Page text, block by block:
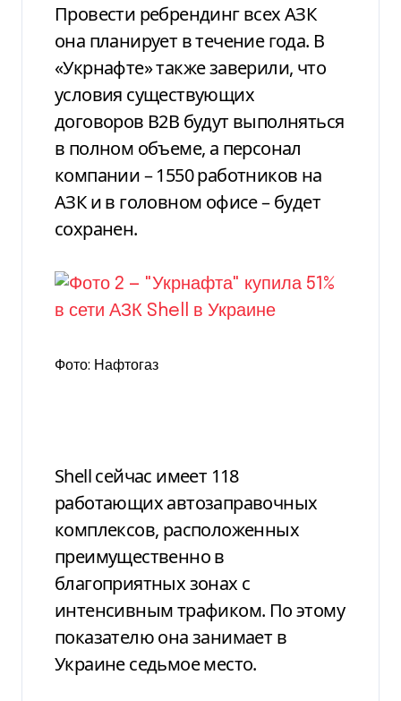
Провести ребрендинг всех АЗК
она планирует в течение года. В
«Укрнафте» также заверили, что
условия существующих
договоров В2В будут выполняться
в полном объеме, а персонал
компании – 1550 работников на
АЗК и в головном офисе – будет
сохранен.
Фото: Нафтогаз
Shell сейчас имеет 118
работающих автозаправочных
комплексов, расположенных
преимущественно в
благоприятных зонах с
интенсивным трафиком. По этому
показателю она занимает в
Украине седьмое место.